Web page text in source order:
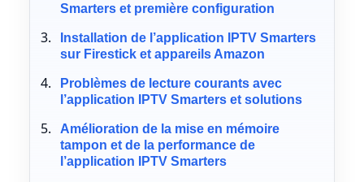
Smarters et première configuration
Installation de l’application IPTV Smarters
sur Firestick et appareils Amazon
Problèmes de lecture courants avec
l’application IPTV Smarters et solutions
Amélioration de la mise en mémoire
tampon et de la performance de
l’application IPTV Smarters